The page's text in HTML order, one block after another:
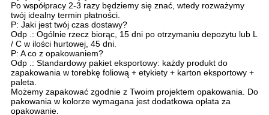
Po współpracy 2-3 razy będziemy się znać, wtedy rozważymy
twój idealny termin płatności.
P: Jaki jest twój czas dostawy?
Odp .: Ogólnie rzecz biorąc, 15 dni po otrzymaniu depozytu lub L
/ C w ilości hurtowej, 45 dni.
P: A co z opakowaniem?
Odp .: Standardowy pakiet eksportowy: każdy produkt do
zapakowania w torebkę foliową + etykiety + karton eksportowy +
paleta.
Możemy zapakować zgodnie z Twoim projektem opakowania. Do
pakowania w kolorze wymagana jest dodatkowa opłata za
opakowanie.